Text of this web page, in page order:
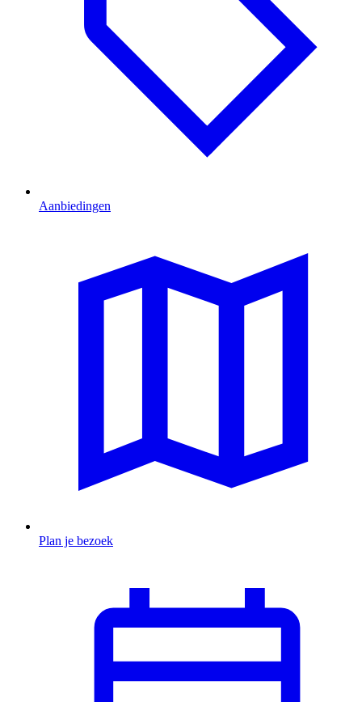
Aanbiedingen
Plan je bezoek